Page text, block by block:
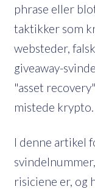
phrase eller
taktikker som
websteder,
giveaway-
"asset
mistede krypto.
I denne artikel
risiciene er, og